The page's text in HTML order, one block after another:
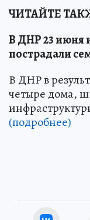
ЧИТАЙТЕ
В ДНР 23 июня
пострадали
В ДНР в
четыре дома,
(подробнее)